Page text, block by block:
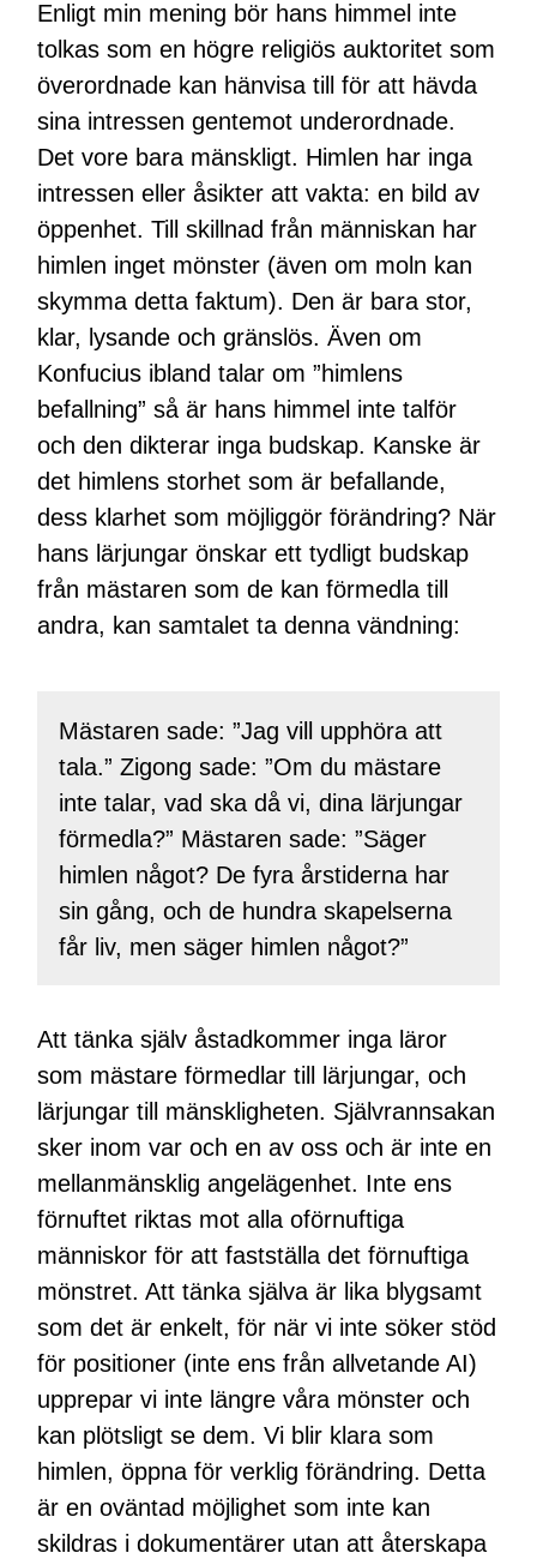
Enligt min mening bör hans himmel inte
tolkas som en högre religiös auktoritet som
överordnade kan hänvisa till för att hävda
sina intressen gentemot underordnade.
Det vore bara mänskligt. Himlen har inga
intressen eller åsikter att vakta: en bild av
öppenhet. Till skillnad från människan har
himlen inget mönster (även om moln kan
skymma detta faktum). Den är bara stor,
klar, lysande och gränslös. Även om
Konfucius ibland talar om ”himlens
befallning” så är hans himmel inte talför
och den dikterar inga budskap. Kanske är
det himlens storhet som är befallande,
dess klarhet som möjliggör förändring? När
hans lärjungar önskar ett tydligt budskap
från mästaren som de kan förmedla till
andra, kan samtalet ta denna vändning:
Mästaren sade: ”Jag vill upphöra att
tala.” Zigong sade: ”Om du mästare
inte talar, vad ska då vi, dina lärjungar
förmedla?” Mästaren sade: ”Säger
himlen något? De fyra årstiderna har
sin gång, och de hundra skapelserna
får liv, men säger himlen något?”
Att tänka själv åstadkommer inga läror
som mästare förmedlar till lärjungar, och
lärjungar till mänskligheten. Självrannsakan
sker inom var och en av oss och är inte en
mellanmänsklig angelägenhet. Inte ens
förnuftet riktas mot alla oförnuftiga
människor för att fastställa det förnuftiga
mönstret. Att tänka själva är lika blygsamt
som det är enkelt, för när vi inte söker stöd
för positioner (inte ens från allvetande AI)
upprepar vi inte längre våra mönster och
kan plötsligt se dem. Vi blir klara som
himlen, öppna för verklig förändring. Detta
är en oväntad möjlighet som inte kan
skildras i dokumentärer utan att återskapa